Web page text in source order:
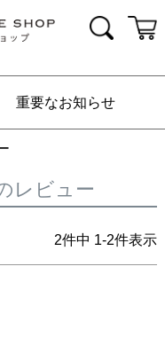
重要なお知らせ
レビュー
2件中 1-2件表示